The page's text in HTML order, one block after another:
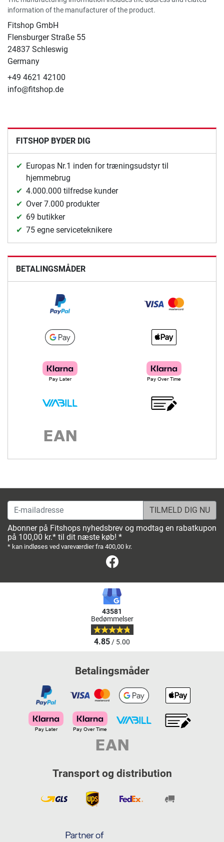
information of the manufacturer of the product.
Fitshop GmbH
Flensburger Straße 55
24837 Schleswig
Germany
+49 4621 42100
info@fitshop.de
FITSHOP BYDER DIG
Europas Nr.1 inden for træningsudstyr til
hjemmebrug
4.000.000 tilfredse kunder
Over 7.000 produkter
69 butikker
75 egne serviceteknikere
BETALINGSMÅDER
E-mailadresse
Abonner på Fitshops nyhedsbrev og modtag en rabatkupon
på 100,00 kr.* til dit næste køb! *
* kan indløses ved vareværdier fra 400,00 kr.
43581
Bedømmelser
4.85/ 5.00
Betalingsmåder
Transport og distribution